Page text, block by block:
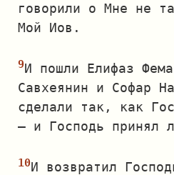
говорили о Мне не
Мой Иов.
И пошли Елифаз
Савхеянин и Софар
сделали так, как
— и Господь принял
И возвратил